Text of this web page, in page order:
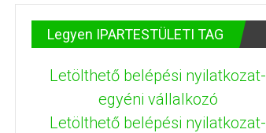
Legyen IPARTESTÜLETI TAG
Letölthető belépési nyilatkozat-
egyéni vállalkozó
Letölthető belépési nyilatkozat-